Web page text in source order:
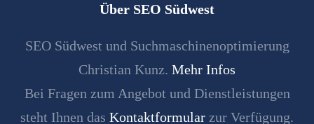
Über SEO Südwest
SEO Südwest und Suchmaschinenoptimierung
Christian Kunz. Mehr Infos
Bei Fragen zum Angebot und Dienstleistungen
steht Ihnen das Kontaktformular zur Verfügung.